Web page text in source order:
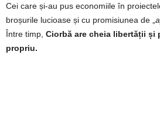
Cei care și-au pus economiile în
broșurile lucioase și cu promisiunea de „
Între timp, Ciorbă are cheia libertății și
propriu.